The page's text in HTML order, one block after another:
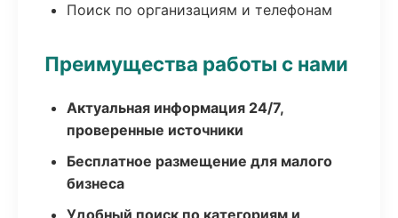
Поиск по организациям и телефонам
Преимущества работы с нами
Актуальная информация 24/7,
проверенные источники
Бесплатное размещение для малого
бизнеса
Удобный поиск по категориям и